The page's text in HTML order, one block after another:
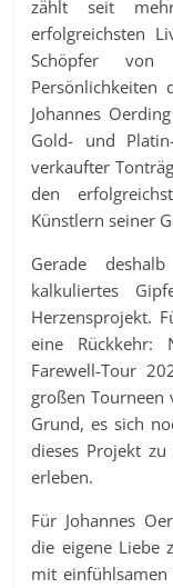
zählt seit
erfolgreichsten
Schöpfer von
Persönlichkeiten
Johannes
Gold- und
verkaufter
den
Künstlern seiner
Gerade
kalkuliertes
Herzensprojekt.
eine Rückkehr:
Farewell-Tour
großen Tourneen
Grund, es sich
dieses Projekt
erleben.
Für Johannes
die eigene Liebe
mit